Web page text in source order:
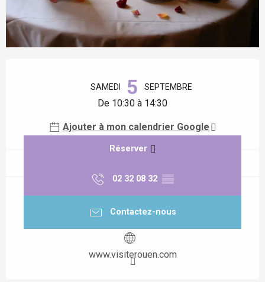
SAMEDI 5 SEPTEMBRE
De 10:30 à 14:30
Ajouter à mon calendrier Google
Réserver
02 32 08 32 ▒▒
Contactez-nous
www.visiterouen.com